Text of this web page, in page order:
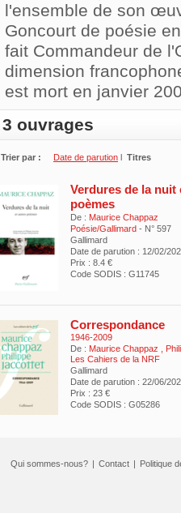
l'ensemble de son
Goncourt de poésie
fait Commandeur de
dimension
est mort en janvier
3 ouvrages
Trier par : Date de parution l Titres
Verdures de la nuit
poèmes
De : Maurice Chappaz
Poésie/Gallimard - N° 597
Gallimard
Date de parution : 12/02/
Prix : 8.4 €
Code SODIS : G11745
Correspondance
1946-2009
De : Maurice Chappaz
Les Cahiers de la NRF
Gallimard
Date de parution : 22/06/
Prix : 23 €
Code SODIS : G05286
Qui sommes-nous? | Contact | Politique